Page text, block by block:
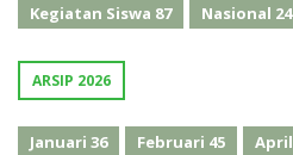
Kegiatan Siswa 87 Nasional 24
ARSIP 2026
Januari 36 Februari 45 April